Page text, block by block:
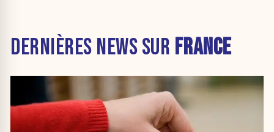
DERNIÈRES NEWS SUR FRANCE